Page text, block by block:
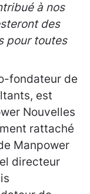
à nos
des
pour toutes
fondateur de
est
Nouvelles
rattaché
Manpower
directeur